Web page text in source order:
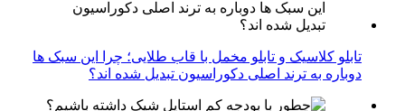
تابلو کلاسیک و تابلو مخمل با قاب طلایی؛ چرا این سبک ها
دوباره به ترند اصلی دکوراسیون تبدیل شده اند؟